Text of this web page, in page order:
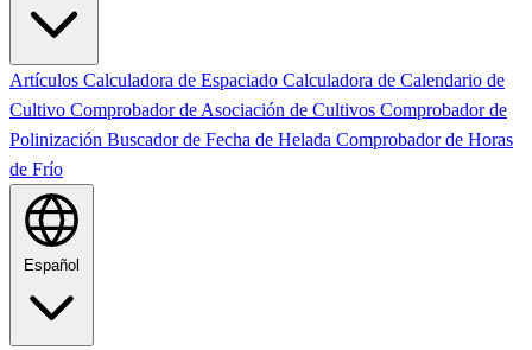
Artículos Calculadora de Espaciado Calculadora de Calendario de
Cultivo Comprobador de Asociación de Cultivos Comprobador de
Polinización Buscador de Fecha de Helada Comprobador de Horas
de Frío
Español